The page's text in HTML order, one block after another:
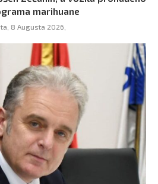
marihuane
8 Augusta 2026,